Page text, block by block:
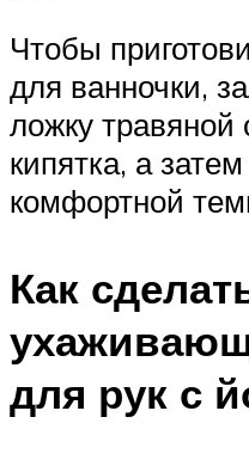
Чтобы
для ванночки,
ложку травяной
кипятка, а
комфортной
Как
для рук с